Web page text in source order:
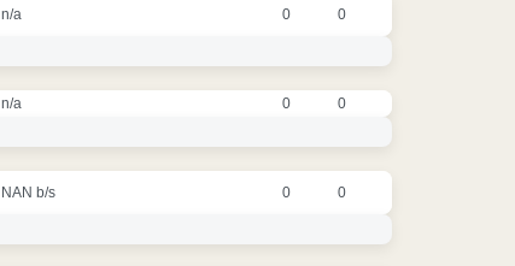
n/a 0 0
n/a 0 0
NAN b/s 0 0